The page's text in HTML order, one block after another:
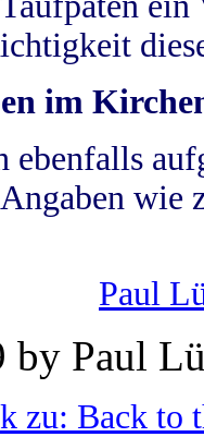
im
wie
Paul
Paul
zu: Back to